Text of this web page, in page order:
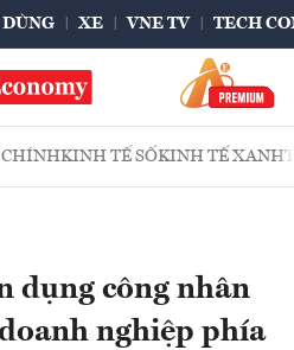
XE VNE TV TECH
KINH TẾ SỐKINH TẾ XANH
dụng công nhân
nghiệp phía